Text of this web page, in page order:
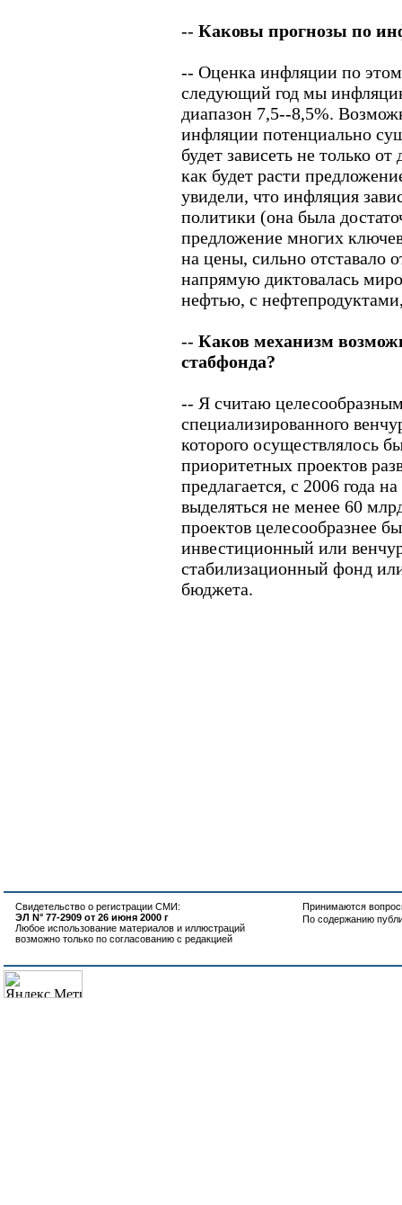
-- Каковы прогнозы по
-- Оценка инфляции по
следующий год мы
диапазон 7,5--8,5%.
инфляции потенциально
будет зависеть не только
как будет расти
увидели, что инфляция
политики (она была
предложение многих
на цены, сильно отставало
напрямую диктовалась
нефтью, с
-- Каков механизм
стабфонда?
-- Я считаю
специализированного
которого осуществлялось
приоритетных проектов
предлагается, с 2006 года
выделяться не менее 60
проектов целесообразнее
инвестиционный или
стабилизационный фонд
бюджета.
Свидетельство о регистрации СМИ:
ЭЛ N° 77-2909 от 26 июня 2000 г
Любое использование материалов и иллюстраций
возможно только по согласованию с редакцией
Принимаются
По содержанию